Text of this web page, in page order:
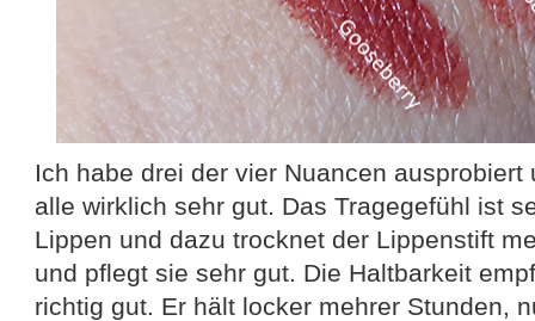
Ich habe drei der vier Nuancen
alle wirklich sehr gut. Das Tragegefühl ist
Lippen und dazu trocknet der Lippenstift
und pflegt sie sehr gut. Die Haltbarkeit
richtig gut. Er hält locker mehrer Stunden,